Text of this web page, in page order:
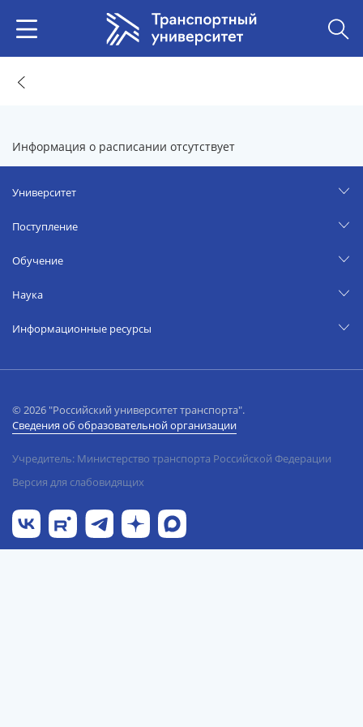
Информация о расписании отсутствует
Университет
Поступление
Обучение
Наука
Информационные ресурсы
© 2026 "Российский университет транспорта".
Сведения об образовательной организации
Учредитель: Министерство транспорта Российской Федерации
Версия для слабовидящих